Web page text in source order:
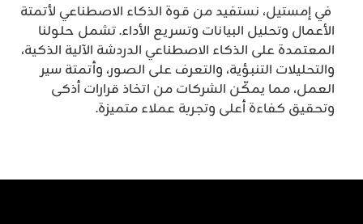
في إمستيل، نستفيد من قوة الذكاء الاصطناعي لأتمتة
الأعمال وتحليل البيانات وتسريع الأداء. تشمل حلولنا
المعتمدة على الذكاء الاصطناعي الدردشة الآلية الذكية،
والتحليلات التنبؤية، والتعرف على الصور، وأتمتة سير
العمل، مما يمكّن الشركات من اتخاذ قرارات أذكى
وتحقيق كفاءة أعلى وتجربة عملاء متميزة.